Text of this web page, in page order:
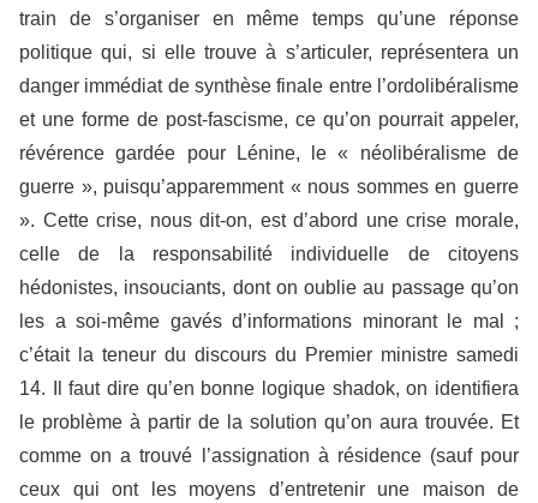
train de s’organiser en même temps qu’une réponse
politique qui, si elle trouve à s’articuler, représentera un
danger immédiat de synthèse finale entre l’ordolibéralisme
et une forme de post-fascisme, ce qu’on pourrait appeler,
révérence gardée pour Lénine, le « néolibéralisme de
guerre », puisqu’apparemment « nous sommes en guerre
». Cette crise, nous dit-on, est d’abord une crise morale,
celle de la responsabilité individuelle de citoyens
hédonistes, insouciants, dont on oublie au passage qu’on
les a soi-même gavés d’informations minorant le mal ;
c’était la teneur du discours du Premier ministre samedi
14. Il faut dire qu’en bonne logique shadok, on identifiera
le problème à partir de la solution qu’on aura trouvée. Et
comme on a trouvé l’assignation à résidence (sauf pour
ceux qui ont les moyens d’entretenir une maison de